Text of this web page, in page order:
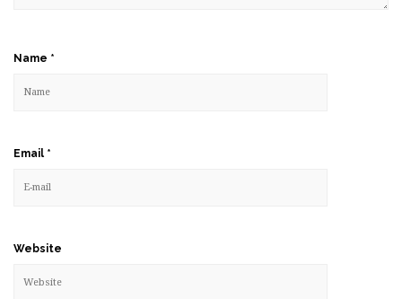
Name *
Email *
Website